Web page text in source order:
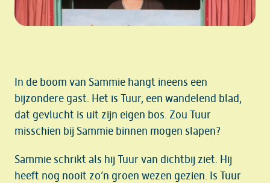
In de boom van Sammie hangt ineens een
bijzondere gast. Het is Tuur, een wandelend blad,
dat gevlucht is uit zijn eigen bos. Zou Tuur
misschien bij Sammie binnen mogen slapen?
Sammie schrikt als hij Tuur van dichtbij ziet. Hij
heeft nog nooit zo’n groen wezen gezien. Is Tuur